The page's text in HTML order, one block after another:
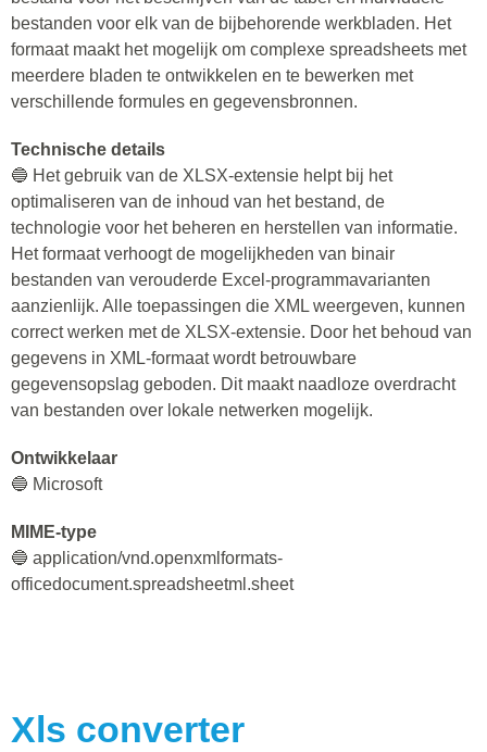
bestanden voor elk van de bijbehorende werkbladen. Het
formaat maakt het mogelijk om complexe spreadsheets met
meerdere bladen te ontwikkelen en te bewerken met
verschillende formules en gegevensbronnen.
Technische details
🔵 Het gebruik van de XLSX-extensie helpt bij het
optimaliseren van de inhoud van het bestand, de
technologie voor het beheren en herstellen van informatie.
Het formaat verhoogt de mogelijkheden van binair
bestanden van verouderde Excel-programmavarianten
aanzienlijk. Alle toepassingen die XML weergeven, kunnen
correct werken met de XLSX-extensie. Door het behoud van
gegevens in XML-formaat wordt betrouwbare
gegevensopslag geboden. Dit maakt naadloze overdracht
van bestanden over lokale netwerken mogelijk.
Ontwikkelaar
🔵 Microsoft
MIME-type
🔵 application/vnd.openxmlformats-
officedocument.spreadsheetml.sheet
Xls converter